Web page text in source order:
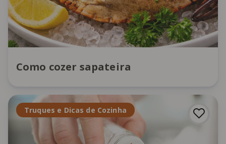
Como cozer sapateira
Truques e Dicas de Cozinha